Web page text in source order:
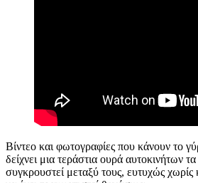
Βίντεο και φωτογραφίες που κάνουν το
δείχνει μια τεράστια ουρά αυτοκινήτων
συγκρουστεί μεταξύ τους, ευτυχώς χωρίς